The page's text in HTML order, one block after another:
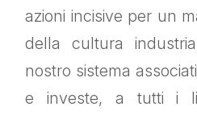
azioni incisive per un
della cultura
nostro sistema
e investe, a tutti i